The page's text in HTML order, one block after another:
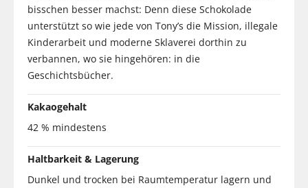
bisschen besser machst: Denn diese Schokolade
unterstützt so wie jede von Tony’s die Mission, illegale
Kinderarbeit und moderne Sklaverei dorthin zu
verbannen, wo sie hingehören: in die
Geschichtsbücher.
Kakaogehalt
42 % mindestens
Haltbarkeit & Lagerung
Dunkel und trocken bei Raumtemperatur lagern und